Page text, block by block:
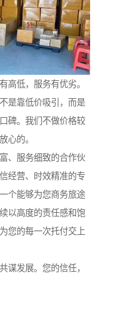
高低，服务有优劣。
是靠低价吸引，而是
碑。我们不做价格较
心的。
、服务细致的合作伙
经营、时效精准的专
个能够为您商务旅途
以高度的责任感和饱
您的每一次托付交上
谋发展。您的信任，